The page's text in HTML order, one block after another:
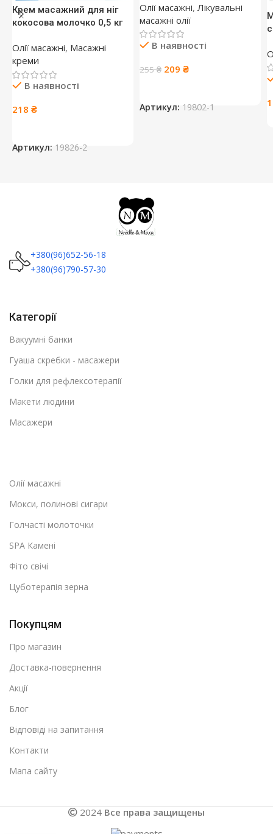
Крем масажний для ніг
кокосова молочко 0,5 кг
Олії масажні, Масажні
креми
В наявності
218 ₴
Артикул: 19826-2
Олії масажні, Лікувальні
масажні олії
В наявності
255₴ Оригінальна
209 ₴Поточна
Артикул: 19802-1
+380(96)652-56-18
+380(96)790-57-30
Категорії
Вакуумні банки
Гуаша скребки - масажери
Голки для рефлексотерапії
Макети людини
Масажери
Олії масажні
Мокси, полинові сигари
Голчасті молоточки
SPA Камені
Фіто свічі
Цуботерапія зерна
Покупцям
Про магазин
Доставка-повернення
Акції
Блог
Відповіді на запитання
Контакти
Мапа сайту
2024 Все права защищены